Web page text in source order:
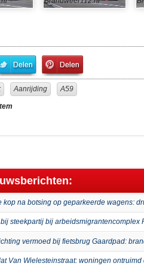
Share
on
Twitter
Pin
It!
Aanrijding A59
kop na botsing op geparkeerde wagens:
steekpartij bij arbeidsmigrantencomplex
vermoed bij fietsbrug Gaardpad:
Van Wielesteinstraat: woningen